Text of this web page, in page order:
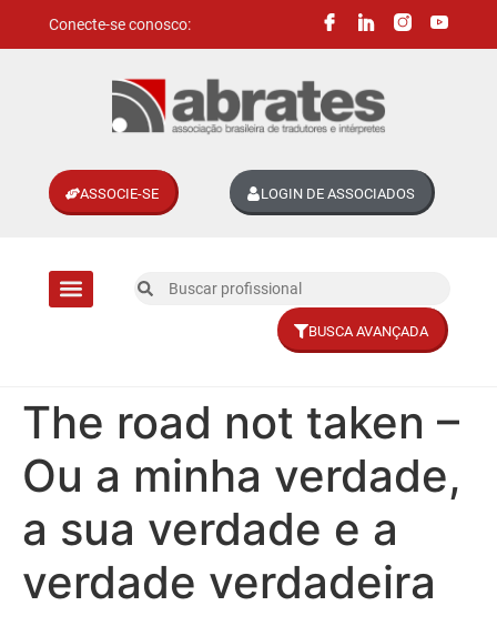
Conecte-se conosco:
ASSOCIE-SE LOGIN DE ASSOCIADOS
BUSCA AVANÇADA
The road not taken –
Ou a minha verdade,
a sua verdade e a
verdade verdadeira